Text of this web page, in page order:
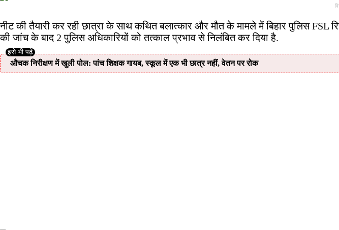
नीट की तैयारी कर रही छात्रा के साथ कथित बलात्कार और मौत के मामले में बिहार पुलिस FSL
की जांच के बाद 2 पुलिस अधिकारियों को तत्काल प्रभाव से निलंबित कर दिया है.
औचक निरीक्षण में खुली पोल: पांच शिक्षक गायब, स्कूल में एक भी छात्र नहीं, वेतन पर रोक